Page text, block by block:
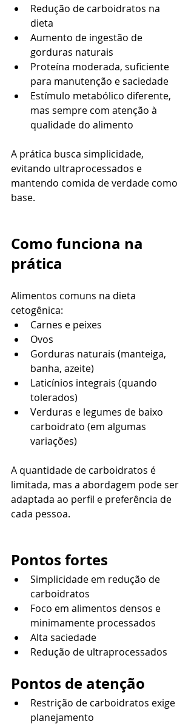
Redução de carboidratos na
dieta
Aumento de ingestão de
gorduras naturais
Proteína moderada, suficiente
para manutenção e saciedade
Estímulo metabólico diferente,
mas sempre com atenção à
qualidade do alimento
A prática busca simplicidade,
evitando ultraprocessados e
mantendo comida de verdade como
base.
Como funciona na
prática
Alimentos comuns na dieta
cetogênica:
Carnes e peixes
Ovos
Gorduras naturais (manteiga,
banha, azeite)
Laticínios integrais (quando
tolerados)
Verduras e legumes de baixo
carboidrato (em algumas
variações)
A quantidade de carboidratos é
limitada, mas a abordagem pode ser
adaptada ao perfil e preferência de
cada pessoa.
Pontos fortes
Simplicidade em redução de
carboidratos
Foco em alimentos densos e
minimamente processados
Alta saciedade
Redução de ultraprocessados
Pontos de atenção
Restrição de carboidratos exige
planejamento